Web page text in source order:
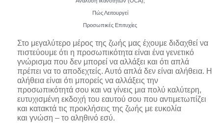
Πώς Λειτουργεί
Προσωπικές Επιτυχίες
Στο μεγαλύτερο μέρος της ζωής μας έχουμε διδαχθεί να
πιστεύουμε ότι η προσωπικότητα είναι ένα γενετικό
γνώρισμα που δεν μπορεί να αλλάξει και ότι απλά
πρέπει να το αποδεχτείς. Αυτό απλά δεν είναι αλήθεια. Η
αλήθεια είναι ότι μπορείς να αλλάξεις την
προσωπικότητά σου και να γίνεις μια πολύ καλύτερη,
ευτυχισμένη εκδοχή του εαυτού σου που αντιμετωπίζει
και κατακτά τις προκλήσεις της ζωής με ευκολία
και γνώση – το αληθινό εσύ.